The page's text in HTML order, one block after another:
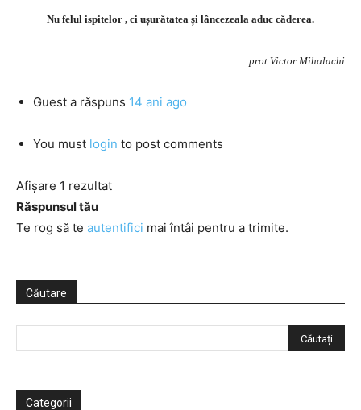
Nu felul ispitelor , ci ușurătatea și lâncezeala aduc căderea.
prot Victor Mihalachi
Guest a răspuns 14 ani ago
You must login to post comments
Afișare 1 rezultat
Răspunsul tău
Te rog să te autentifici mai întâi pentru a trimite.
Căutare
Categorii